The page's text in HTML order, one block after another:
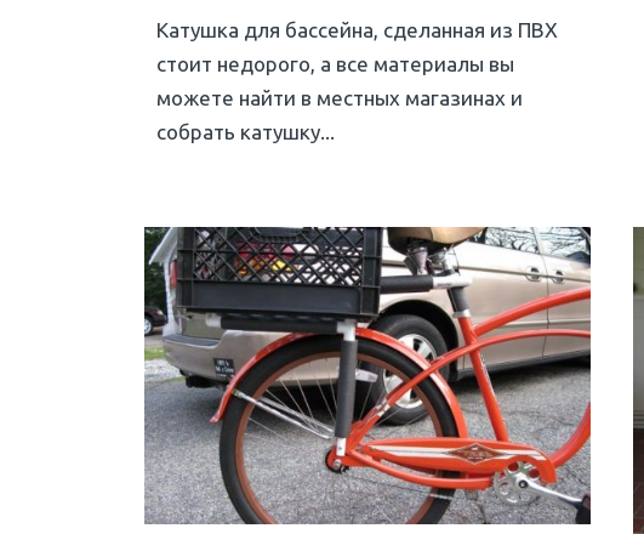
Катушка для бассейна, сделанная из ПВХ
стоит недорого, а все материалы вы
можете найти в местных магазинах и
собрать катушку...